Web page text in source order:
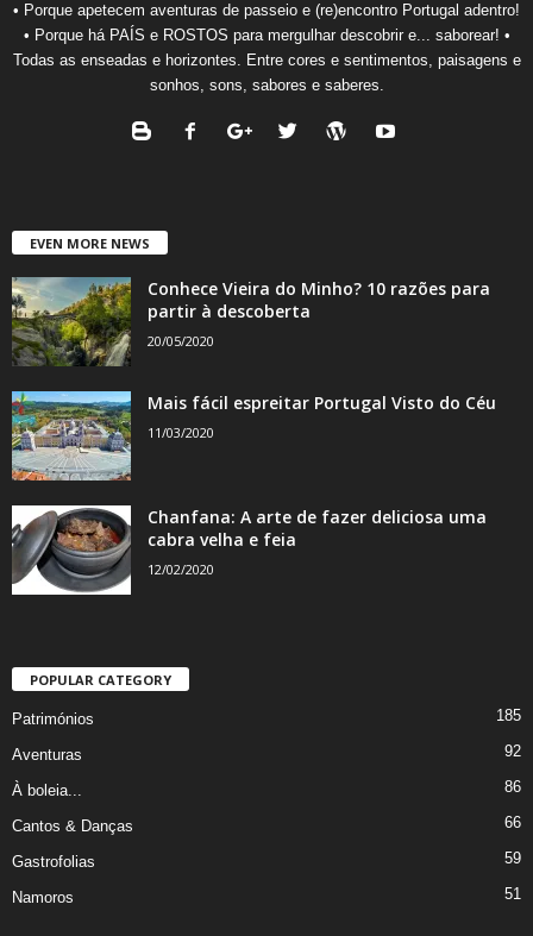
• Porque apetecem aventuras de passeio e (re)encontro Portugal adentro!
• Porque há PAÍS e ROSTOS para mergulhar descobrir e... saborear! •
Todas as enseadas e horizontes. Entre cores e sentimentos, paisagens e
sonhos, sons, sabores e saberes.
EVEN MORE NEWS
Conhece Vieira do Minho? 10 razões para
partir à descoberta
20/05/2020
Mais fácil espreitar Portugal Visto do Céu
11/03/2020
Chanfana: A arte de fazer deliciosa uma
cabra velha e feia
12/02/2020
POPULAR CATEGORY
Patrimónios 185
Aventuras 92
À boleia... 86
Cantos & Danças 66
Gastrofolias 59
Namoros 51